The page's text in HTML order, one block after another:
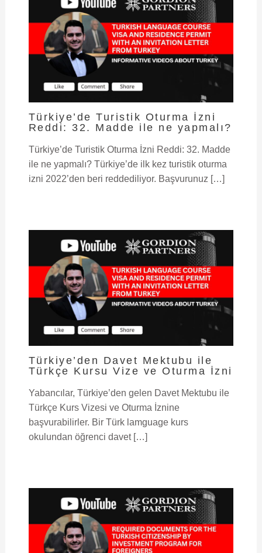
Türkiye’de Turistik Oturma İzni
Reddi: 32. Madde ile ne yapmalı?
Türkiye’de Turistik Oturma İzni Reddi: 32. Madde
ile ne yapmalı? Türkiye’de ilk kez turistik oturma
izni 2022’den beri reddediliyor. Başvurunuz […]
Türkiye’den Davet Mektubu ile
Türkçe Kursu Vize ve Oturma İzni
Yabancılar, Türkiye’den gelen Davet Mektubu ile
Türkçe Kurs Vizesi ve Oturma İznine
başvurabilirler. Bir Türk lamguage kurs
okulundan öğrenci davet […]